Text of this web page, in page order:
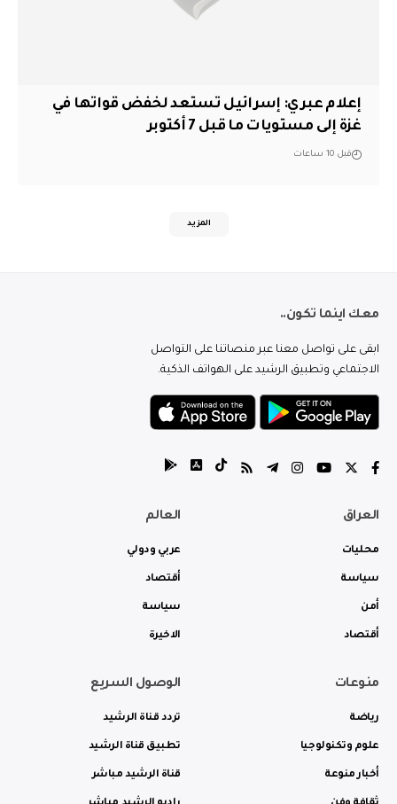
إعلام عبري: إسرائيل تستعد لخفض قواتها في
غزة إلى مستويات ما قبل 7 أكتوبر
قبل 10 ساعات
المزيد
معك اينما تكون..
ابقى على تواصل معنا عبر منصاتنا على التواصل
الاجتماعي وتطبيق الرشيد على الهواتف الذكية.
العراق
محليات
سياسة
أمن
أقتصاد
العالم
عربي ودولي
أقتصاد
سياسة
الاخيرة
منوعات
رياضة
علوم وتكنولوجيا
أخبار منوعة
الوصول السريع
تردد قناة الرشيد
تطبيق قناة الرشيد
قناة الرشيد مباشر